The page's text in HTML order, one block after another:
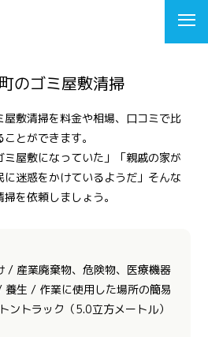
のゴミ屋敷清掃
敷清掃を料金や相場、口コミで比
とができます。
ミ屋敷になっていた」「親戚の家が
迷惑をかけているようだ」そんな
を依頼しましょう。
/ 産業廃棄物、危険物、医療機器
生 / 作業に使用した場所の簡易
トラック（5.0立方メートル）